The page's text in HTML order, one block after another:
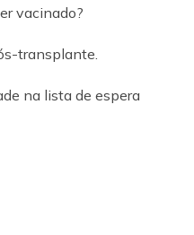
vacinado?
transplante.
na lista de espera